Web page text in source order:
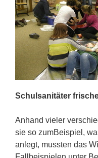
Schulsanitäter
Anhand vieler
sie so zumBeispiel,
anlegt, mussten das